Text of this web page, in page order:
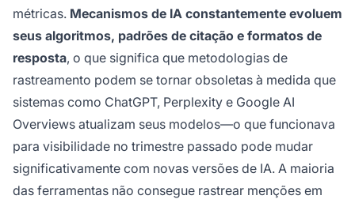
métricas. Mecanismos de IA constantemente evoluem
seus algoritmos, padrões de citação e formatos de
resposta, o que significa que metodologias de
rastreamento podem se tornar obsoletas à medida que
sistemas como ChatGPT, Perplexity e Google AI
Overviews atualizam seus modelos—o que funcionava
para visibilidade no trimestre passado pode mudar
significativamente com novas versões de IA. A maioria
das ferramentas não consegue rastrear menções em